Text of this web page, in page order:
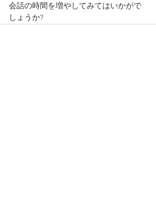
会話の時間を増やしてみてはいかがで
しょうか?